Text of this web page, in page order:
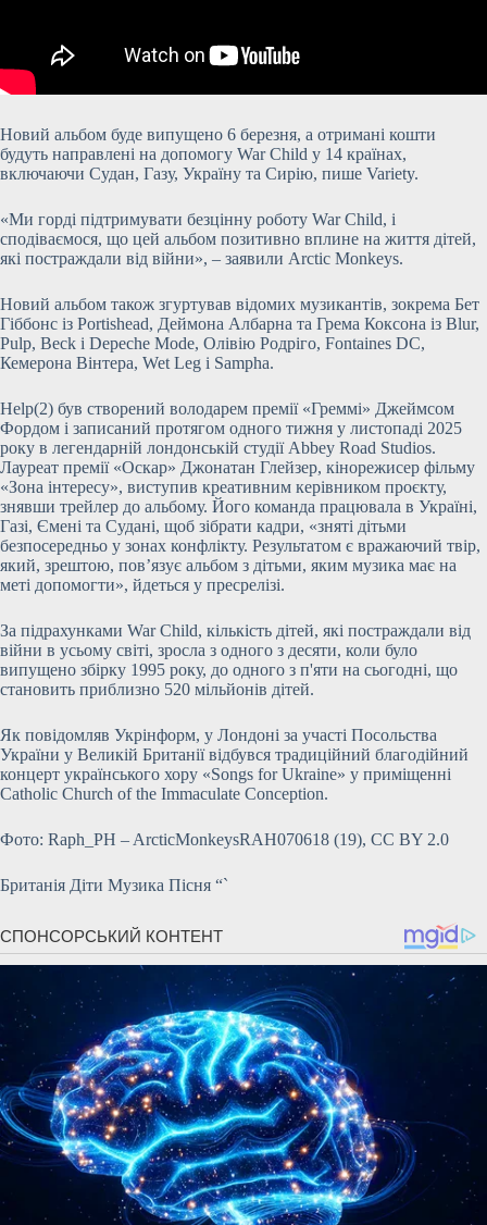
Новий альбом буде випущено 6 березня, а отримані кошти
будуть направлені на допомогу War Child у 14 країнах,
включаючи Судан, Газу, Україну та Сирію, пише Variety.
«Ми горді підтримувати безцінну роботу War Child, і
сподіваємося, що цей альбом позитивно вплине на життя дітей,
які постраждали від війни», – заявили Arctic Monkeys.
Новий альбом також згуртував відомих музикантів, зокрема Бет
Гіббонс із Portishead, Деймона Албарна та Грема Коксона із Blur,
Pulp, Beck і Depeche Mode, Олівію Родріго, Fontaines DC,
Кемерона Вінтера, Wet Leg і Sampha.
Help(2) був створений володарем премії «Греммі» Джеймсом
Фордом і записаний протягом одного тижня у листопаді 2025
року в легендарній лондонській студії Abbey Road Studios.
Лауреат премії «Оскар» Джонатан Глейзер, кінорежисер фільму
«Зона інтересу», виступив креативним керівником проєкту,
знявши трейлер до альбому. Його команда працювала в Україні,
Газі, Ємені та Судані, щоб зібрати кадри, «зняті дітьми
безпосередньо у зонах конфлікту. Результатом є вражаючий твір,
який, зрештою, пов’язує альбом з дітьми, яким музика має на
меті допомогти», йдеться у пресрелізі.
За підрахунками War Child, кількість дітей, які постраждали від
війни в усьому світі, зросла з одного з десяти, коли було
випущено збірку 1995 року, до одного з п'яти на сьогодні, що
становить приблизно 520 мільйонів дітей.
Як повідомляв Укрінформ, у Лондоні за участі Посольства
України у Великій Британії відбувся традиційний благодійний
концерт українського хору «Songs for Ukraine» у приміщенні
Catholic Church of the Immaculate Conception.
Фото: Raph_PH – ArcticMonkeysRAH070618 (19), CC BY 2.0
Британія Діти Музика Пісня “`